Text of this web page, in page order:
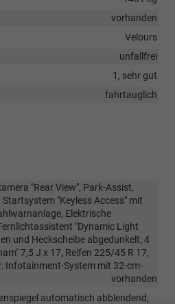
vorhanden
Velours
unfallfrei
1, sehr gut
fahrtauglich
"Rear View", Park-Assist,
"Keyless Access" mit
Elektrische
"Dynamic Light
und Heckscheibe abgedunkelt, 4
7,5 J x 17, Reifen 225/45 R 17,
Infotainment-System mit 32-cm-
vorhanden
automatisch abblendend,